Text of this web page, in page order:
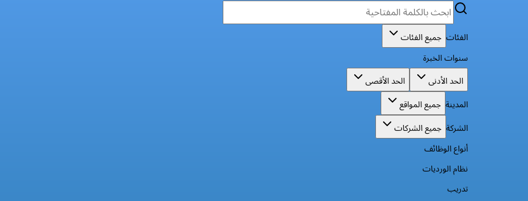
الفئات جميع الفئات
سنوات الخبرة
الحد الأدنى
الحد الأقصى
المدينة جميع المواقع
الشركة جميع الشركات
أنواع الوظائف
نظام الورديات
تدريب